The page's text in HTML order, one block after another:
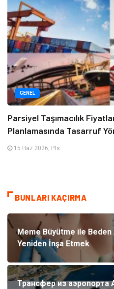
GENEL
Parsiyel Taşımacılık
Planlamasında Tasarruf
15 Haz 2026, Pts
BUNLARI KAÇIRMA
Meme Büyütme ile Beden
Yeniden İnşa Etmek
Трансфер из аэропорта